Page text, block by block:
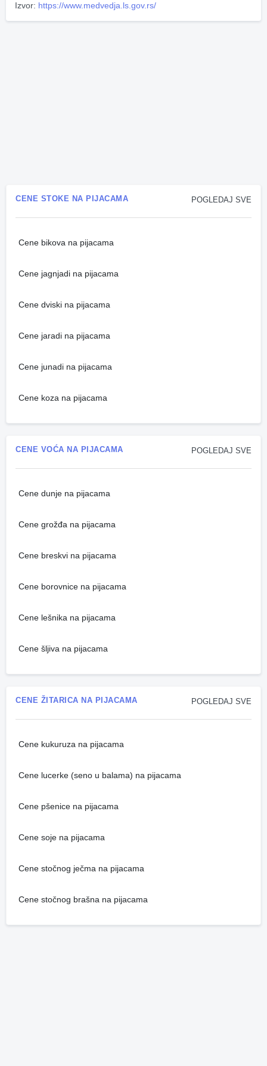
Izvor: https://www.medvedja.ls.gov.rs/
POGLEDAJ SVE
CENE STOKE NA PIJACAMA
Cene bikova na pijacama
Cene jagnjadi na pijacama
Cene dviski na pijacama
Cene jaradi na pijacama
Cene junadi na pijacama
Cene koza na pijacama
POGLEDAJ SVE
CENE VOĆA NA PIJACAMA
Cene dunje na pijacama
Cene grožđa na pijacama
Cene breskvi na pijacama
Cene borovnice na pijacama
Cene lešnika na pijacama
Cene šljiva na pijacama
POGLEDAJ SVE
CENE ŽITARICA NA PIJACAMA
Cene kukuruza na pijacama
Cene lucerke (seno u balama) na pijacama
Cene pšenice na pijacama
Cene soje na pijacama
Cene stočnog ječma na pijacama
Cene stočnog brašna na pijacama